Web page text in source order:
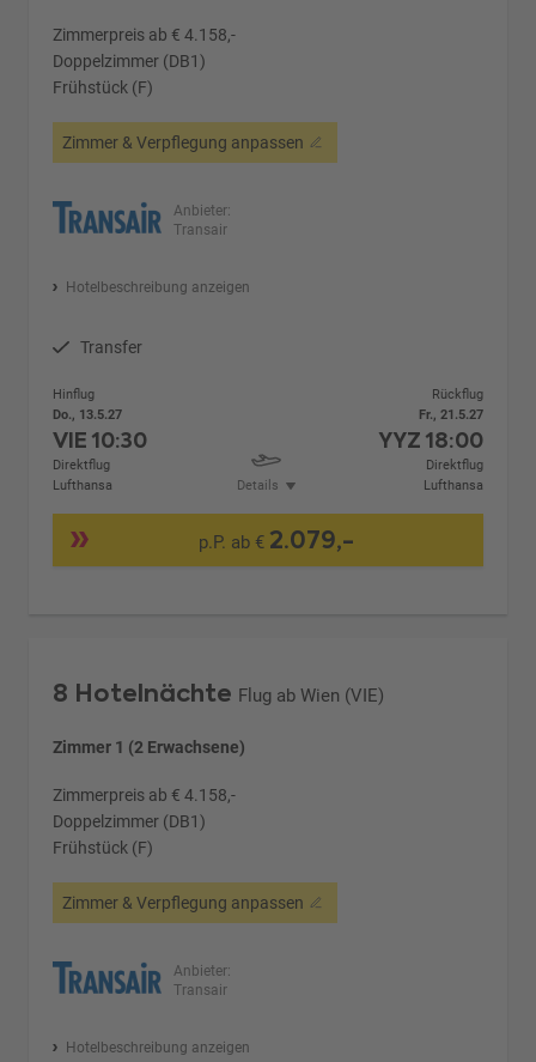
Zimmerpreis ab € 4.158,-
Doppelzimmer (DB1)
Frühstück (F)
Zimmer & Verpflegung anpassen
Anbieter:
Transair
Hotelbeschreibung anzeigen
Transfer
Hinflug
Do., 13.5.27
VIE10:30
Direktflug
Lufthansa
Details
Rückflug
Fr., 21.5.27
YYZ 18:00
Direktflug
Lufthansa
p.P. ab € 2.079,-
8 Hotelnächte Flug ab Wien (VIE)
Zimmer 1 (2 Erwachsene)
Zimmerpreis ab € 4.158,-
Doppelzimmer (DB1)
Frühstück (F)
Zimmer & Verpflegung anpassen
Anbieter:
Transair
Hotelbeschreibung anzeigen